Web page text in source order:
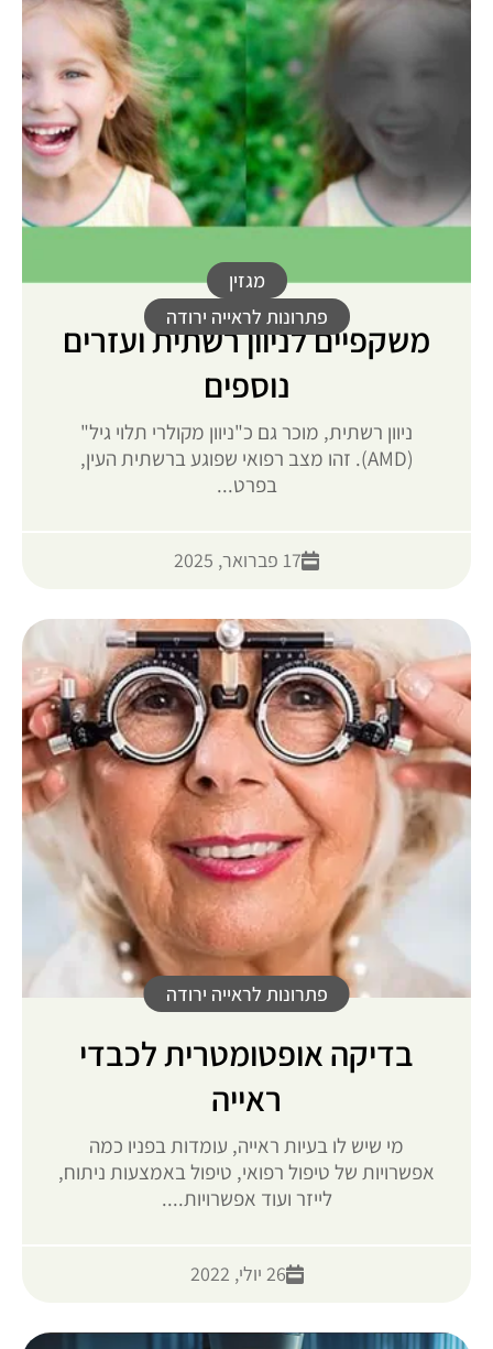
מגזין
פתרונות לראייה ירודה
משקפיים לניוון רשתית ועזרים
נוספים
ניוון רשתית, מוכר גם כ"ניוון מקולרי תלוי גיל"
(AMD). זהו מצב רפואי שפוגע ברשתית העין,
בפרט...
17 פברואר, 2025
פתרונות לראייה ירודה
בדיקה אופטומטרית לכבדי
ראייה
מי שיש לו בעיות ראייה, עומדות בפניו כמה
אפשרויות של טיפול רפואי, טיפול באמצעות ניתוח,
לייזר ועוד אפשרויות....
26 יולי, 2022